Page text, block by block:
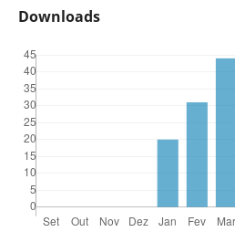
Downloads